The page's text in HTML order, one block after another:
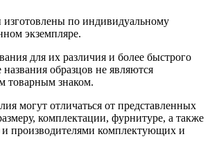
изготовлены по индивидуальному
экземпляре.
для их различия и более быстрого
названия образцов не являются
товарным знаком.
могут отличаться от представленных
комплектации, фурнитуре, а также
производителями комплектующих и